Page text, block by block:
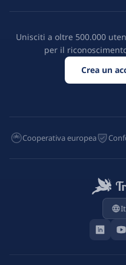
Unisciti a oltre 500.000
per il
Crea un
Cooperativa europea